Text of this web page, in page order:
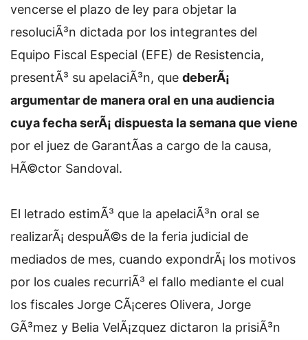
vencerse el plazo de ley para objetar la
resoluciÃ³n dictada por los integrantes del
Equipo Fiscal Especial (EFE) de Resistencia,
presentÃ³ su apelaciÃ³n, que deberÃ¡
argumentar de manera oral en una audiencia
cuya fecha serÃ¡ dispuesta la semana que viene
por el juez de GarantÃ­as a cargo de la causa,
HÃ©ctor Sandoval.
El letrado estimÃ³ que la apelaciÃ³n oral se
realizarÃ¡ despuÃ©s de la feria judicial de
mediados de mes, cuando expondrÃ¡ los motivos
por los cuales recurriÃ³ el fallo mediante el cual
los fiscales Jorge CÃ¡ceres Olivera, Jorge
GÃ³mez y Belia VelÃ¡zquez dictaron la prisiÃ³n